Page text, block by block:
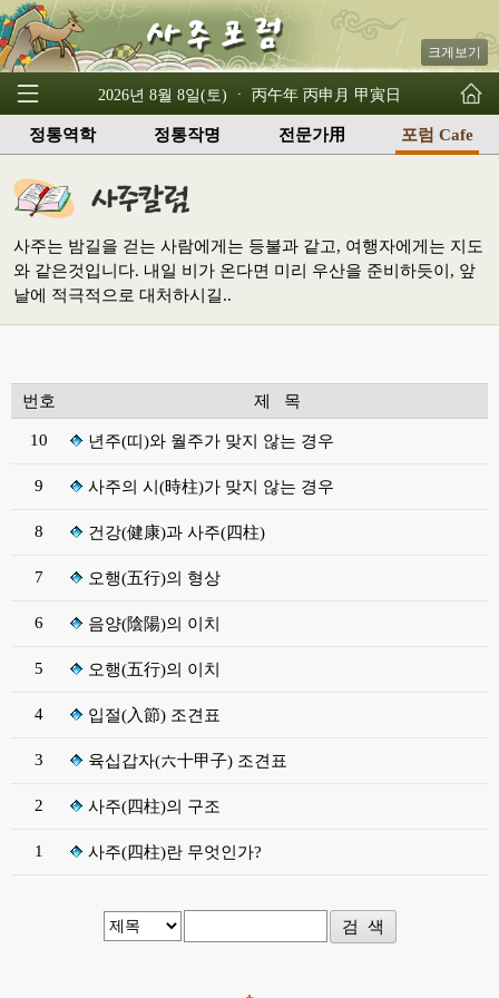
크게보기
2026년 8월 8일(토) ㆍ 丙午年 丙申月 甲寅日
정통역학 정통작명 전문가用 포럼 Cafe
사주는 밤길을 걷는 사람에게는 등불과 같고, 여행자에게는 지도
와 같은것입니다. 내일 비가 온다면 미리 우산을 준비하듯이, 앞
날에 적극적으로 대처하시길..
번호 제 목
10 년주(띠)와 월주가 맞지 않는 경우
9 사주의 시(時柱)가 맞지 않는 경우
8 건강(健康)과 사주(四柱)
7 오행(五行)의 형상
6 음양(陰陽)의 이치
5 오행(五行)의 이치
4 입절(入節) 조견표
3 육십갑자(六十甲子) 조견표
2 사주(四柱)의 구조
1 사주(四柱)란 무엇인가?